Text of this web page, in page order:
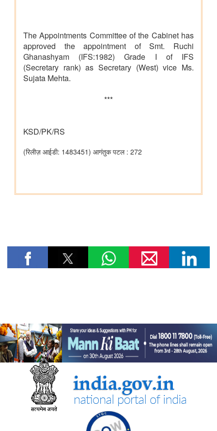
विधि एवं न्‍याय मंत्रालय
प्रेस नोट
पेट्रोलियम एवं प्राकृतिक गैस मंत्रालय
तेल विपणन कंपनियों (ओएमसी) ने ई20 पेट्रोल में नमी और क्लोराइड की
भारतीय रेलवे ने चित्रकूट के लिए सीधी रेल कनेक्टिविटी मजबूत करने के
भारतीय रेलवे ने मध्य प्रदेश में इटारसी-मदन महल के बीच दैनिक पैसेंजर सेवा
एमएसएस+ सड़क प्रौद्योगिकी का प्रदर्शन किया
सीएसआईआर-एनआईएससीपीआर ने “लोकप्रिय विज्ञान लेखन” पर दो दिवसीय
सीएसआईआर एकीकृत कौशल पहल के चरण-III (2025–30) के प्रथम वर्ष
के लिए मॉनिटरिंग समिति की समन्वयकों की कॉन्क्लेव-सह-बैठक आयोजित की
गई
पत्तन, पोत परिवहन और जलमार्ग मंत्रालय
भारत ने समुद्री गवर्नेंस में डिजिटल बदलाव को गति देने के लिए ई-समुद्र का
शुभारंभ किया
सामाजिक न्‍याय एवं अधिकारिता मंत्रालय